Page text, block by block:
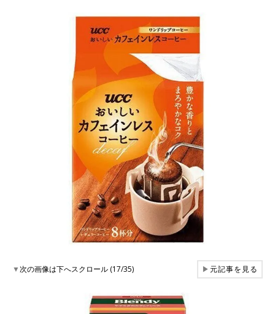
▼次の画像は下へスクロール (17/35) ▶元記事を見る